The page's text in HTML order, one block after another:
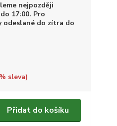
nejpozději
17:00. Pro
odeslané do zítra do
sleva)
Přidat do košíku